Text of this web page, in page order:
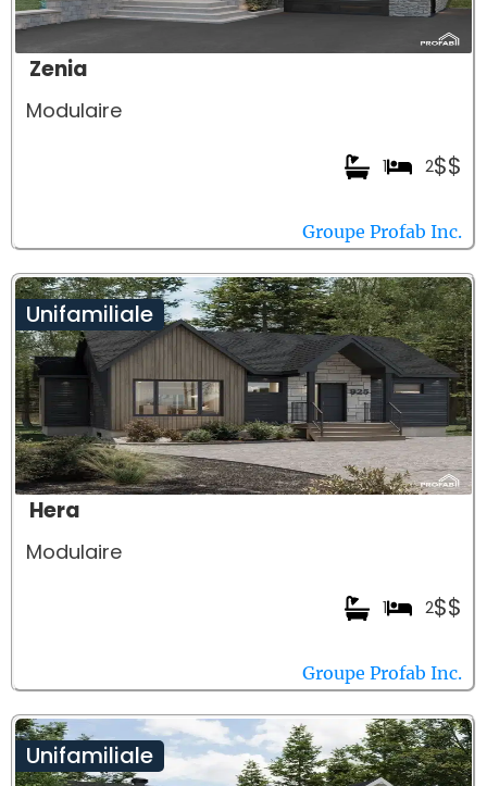
Zenia
Modulaire
$$
2
1
Groupe Profab Inc.
Unifamiliale
Hera
Modulaire
$$
2
1
Groupe Profab Inc.
Unifamiliale